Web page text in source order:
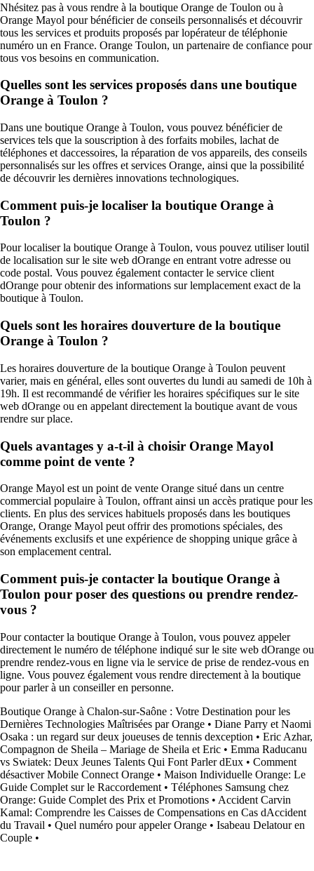
Nhésitez pas à vous rendre à la boutique Orange de Toulon ou à
Orange Mayol pour bénéficier de conseils personnalisés et découvrir
tous les services et produits proposés par lopérateur de téléphonie
numéro un en France. Orange Toulon, un partenaire de confiance pour
tous vos besoins en communication.
Quelles sont les services proposés dans une boutique
Orange à Toulon ?
Dans une boutique Orange à Toulon, vous pouvez bénéficier de
services tels que la souscription à des forfaits mobiles, lachat de
téléphones et daccessoires, la réparation de vos appareils, des conseils
personnalisés sur les offres et services Orange, ainsi que la possibilité
de découvrir les dernières innovations technologiques.
Comment puis-je localiser la boutique Orange à
Toulon ?
Pour localiser la boutique Orange à Toulon, vous pouvez utiliser loutil
de localisation sur le site web dOrange en entrant votre adresse ou
code postal. Vous pouvez également contacter le service client
dOrange pour obtenir des informations sur lemplacement exact de la
boutique à Toulon.
Quels sont les horaires douverture de la boutique
Orange à Toulon ?
Les horaires douverture de la boutique Orange à Toulon peuvent
varier, mais en général, elles sont ouvertes du lundi au samedi de 10h à
19h. Il est recommandé de vérifier les horaires spécifiques sur le site
web dOrange ou en appelant directement la boutique avant de vous
rendre sur place.
Quels avantages y a-t-il à choisir Orange Mayol
comme point de vente ?
Orange Mayol est un point de vente Orange situé dans un centre
commercial populaire à Toulon, offrant ainsi un accès pratique pour les
clients. En plus des services habituels proposés dans les boutiques
Orange, Orange Mayol peut offrir des promotions spéciales, des
événements exclusifs et une expérience de shopping unique grâce à
son emplacement central.
Comment puis-je contacter la boutique Orange à
Toulon pour poser des questions ou prendre rendez-
vous ?
Pour contacter la boutique Orange à Toulon, vous pouvez appeler
directement le numéro de téléphone indiqué sur le site web dOrange ou
prendre rendez-vous en ligne via le service de prise de rendez-vous en
ligne. Vous pouvez également vous rendre directement à la boutique
pour parler à un conseiller en personne.
Boutique Orange à Chalon-sur-Saône : Votre Destination pour les
Dernières Technologies Maîtrisées par Orange • Diane Parry et Naomi
Osaka : un regard sur deux joueuses de tennis dexception • Eric Azhar,
Compagnon de Sheila – Mariage de Sheila et Eric • Emma Raducanu
vs Swiatek: Deux Jeunes Talents Qui Font Parler dEux • Comment
désactiver Mobile Connect Orange • Maison Individuelle Orange: Le
Guide Complet sur le Raccordement • Téléphones Samsung chez
Orange: Guide Complet des Prix et Promotions • Accident Carvin
Kamal: Comprendre les Caisses de Compensations en Cas dAccident
du Travail • Quel numéro pour appeler Orange • Isabeau Delatour en
Couple •